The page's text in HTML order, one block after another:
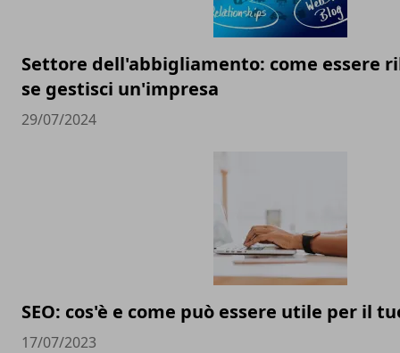
Settore dell'abbigliamento: come essere
se gestisci un'impresa
29/07/2024
SEO: cos'è e come può essere utile per il
17/07/2023